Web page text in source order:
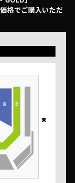
格でご購入いただ